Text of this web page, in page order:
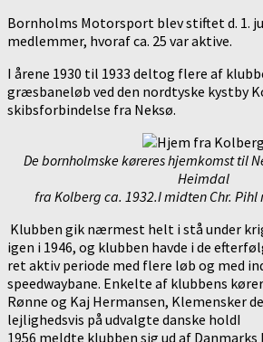
Bornholms Motorsport blev stiftet d. 1.
medlemmer, hvoraf ca. 25 var aktive.
I årene 1930 til 1933 deltog flere af
græsbaneløb ved den nordtyske kystby
skibsforbindelse fra Neksø.
De bornholmske køreres hjemkomst til
Heimdal
fra Kolberg ca. 1932.I midten Chr.
Klubben gik nærmest helt i stå under
igen i 1946, og klubben havde i de
ret aktiv periode med flere løb og med
speedwaybane. Enkelte af klubbens
Rønne og Kaj Hermansen, Klemensker
lejlighedsvis på udvalgte danske holdI
1956 meldte klubben sig ud af